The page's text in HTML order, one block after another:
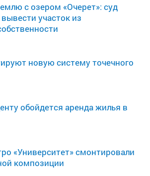
с озером «Очерет»: суд
участок из
новую систему точечного
обойдется аренда жилья в
«Университет» смонтировали
композиции